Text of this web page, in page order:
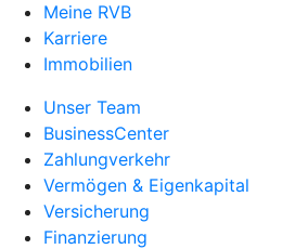
Meine RVB
Karriere
Immobilien
Unser Team
BusinessCenter
Zahlungverkehr
Vermögen & Eigenkapital
Versicherung
Finanzierung